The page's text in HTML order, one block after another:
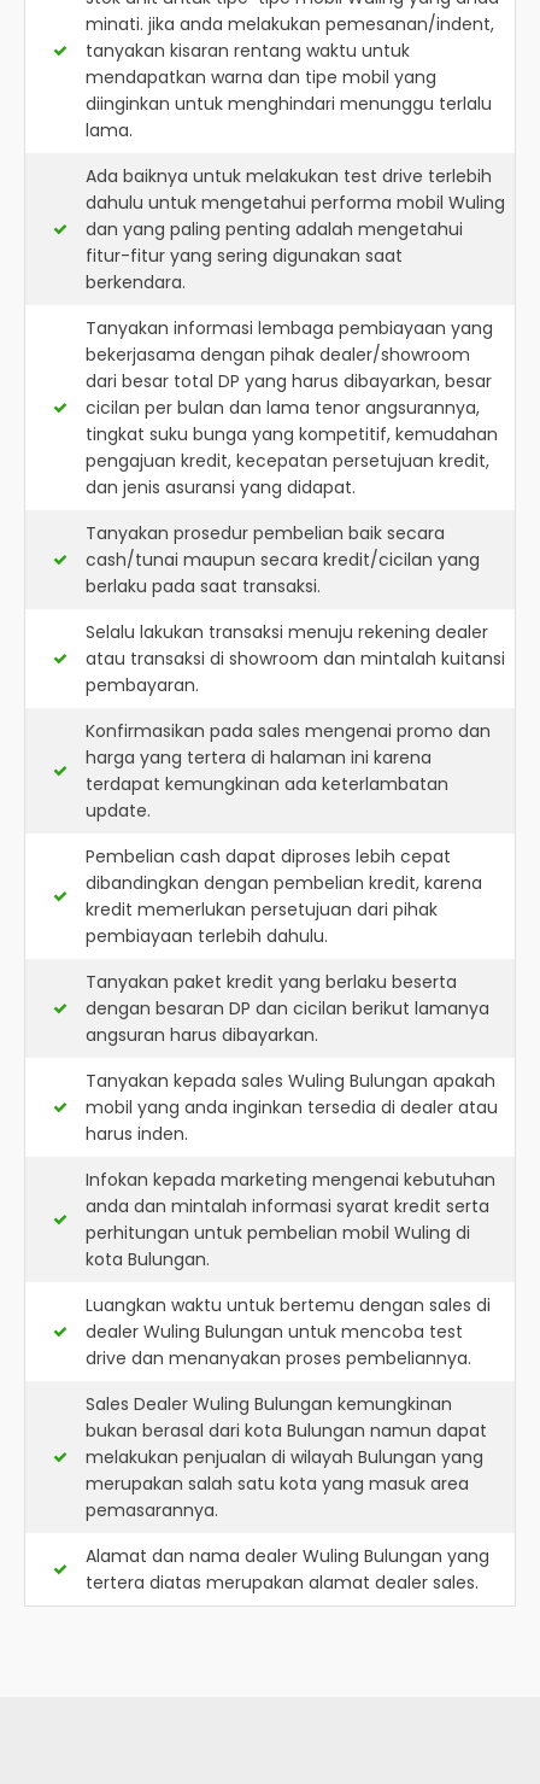
minati. jika anda melakukan pemesanan/indent,
tanyakan kisaran rentang waktu untuk
mendapatkan warna dan tipe mobil yang
diinginkan untuk menghindari menunggu terlalu
lama.
Ada baiknya untuk melakukan test drive terlebih
dahulu untuk mengetahui performa mobil Wuling
dan yang paling penting adalah mengetahui
fitur-fitur yang sering digunakan saat
berkendara.
Tanyakan informasi lembaga pembiayaan yang
bekerjasama dengan pihak dealer/showroom
dari besar total DP yang harus dibayarkan, besar
cicilan per bulan dan lama tenor angsurannya,
tingkat suku bunga yang kompetitif, kemudahan
pengajuan kredit, kecepatan persetujuan kredit,
dan jenis asuransi yang didapat.
Tanyakan prosedur pembelian baik secara
cash/tunai maupun secara kredit/cicilan yang
berlaku pada saat transaksi.
Selalu lakukan transaksi menuju rekening dealer
atau transaksi di showroom dan mintalah kuitansi
pembayaran.
Konfirmasikan pada sales mengenai promo dan
harga yang tertera di halaman ini karena
terdapat kemungkinan ada keterlambatan
update.
Pembelian cash dapat diproses lebih cepat
dibandingkan dengan pembelian kredit, karena
kredit memerlukan persetujuan dari pihak
pembiayaan terlebih dahulu.
Tanyakan paket kredit yang berlaku beserta
dengan besaran DP dan cicilan berikut lamanya
angsuran harus dibayarkan.
Tanyakan kepada sales Wuling Bulungan apakah
mobil yang anda inginkan tersedia di dealer atau
harus inden.
Infokan kepada marketing mengenai kebutuhan
anda dan mintalah informasi syarat kredit serta
perhitungan untuk pembelian mobil Wuling di
kota Bulungan.
Luangkan waktu untuk bertemu dengan sales di
dealer Wuling Bulungan untuk mencoba test
drive dan menanyakan proses pembeliannya.
Sales Dealer Wuling Bulungan kemungkinan
bukan berasal dari kota Bulungan namun dapat
melakukan penjualan di wilayah Bulungan yang
merupakan salah satu kota yang masuk area
pemasarannya.
Alamat dan nama dealer Wuling Bulungan yang
tertera diatas merupakan alamat dealer sales.